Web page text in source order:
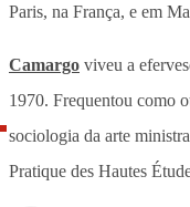
Paris, na França, e em
Camargo viveu a
1970. Frequentou como
sociologia da arte
Pratique des Hautes